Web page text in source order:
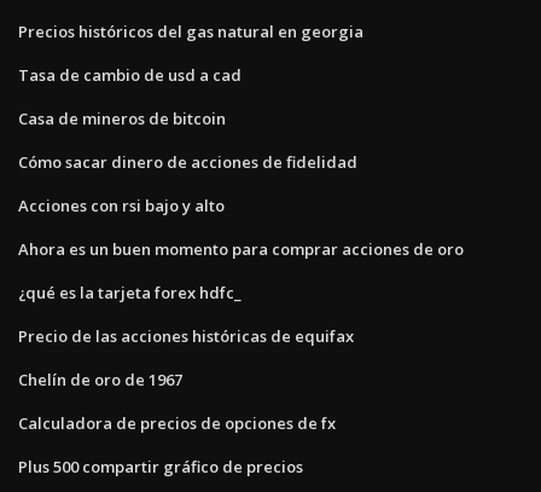
Precios históricos del gas natural en georgia
Tasa de cambio de usd a cad
Casa de mineros de bitcoin
Cómo sacar dinero de acciones de fidelidad
Acciones con rsi bajo y alto
Ahora es un buen momento para comprar acciones de oro
¿qué es la tarjeta forex hdfc_
Precio de las acciones históricas de equifax
Chelín de oro de 1967
Calculadora de precios de opciones de fx
Plus 500 compartir gráfico de precios